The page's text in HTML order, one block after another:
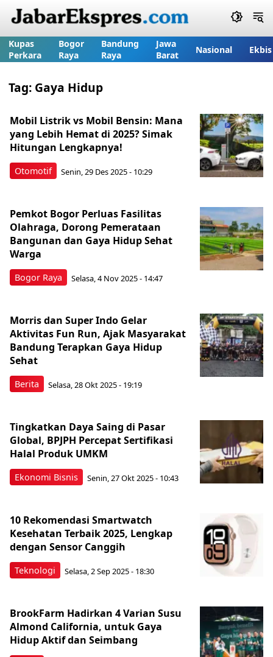
Kupas
Perkara
Bogor
Raya
Bandung
Raya
Jawa
Barat
Nasional Ekbis
Tag: Gaya Hidup
Otomotif
Mobil Listrik vs Mobil Bensin: Mana
yang Lebih Hemat di 2025? Simak
Hitungan Lengkapnya!
Senin, 29 Des 2025 - 10:29
Bogor Raya
Pemkot Bogor Perluas Fasilitas
Olahraga, Dorong Pemerataan
Bangunan dan Gaya Hidup Sehat
Warga
Selasa, 4 Nov 2025 - 14:47
Berita
Morris dan Super Indo Gelar
Aktivitas Fun Run, Ajak Masyarakat
Bandung Terapkan Gaya Hidup
Sehat
Selasa, 28 Okt 2025 - 19:19
Ekonomi Bisnis
Tingkatkan Daya Saing di Pasar
Global, BPJPH Percepat Sertifikasi
Halal Produk UMKM
Senin, 27 Okt 2025 - 10:43
Teknologi
10 Rekomendasi Smartwatch
Kesehatan Terbaik 2025, Lengkap
dengan Sensor Canggih
Selasa, 2 Sep 2025 - 18:30
BrookFarm Hadirkan 4 Varian Susu
Almond California, untuk Gaya
Hidup Aktif dan Seimbang